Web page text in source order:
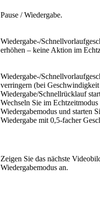
Pause / Wiedergabe.
Wiedergabe-/
erhöhen – keine Aktion im
Wiedergabe-/
verringern (bei
Wiedergabe/Schnellrücklauf
Wechseln Sie im Echtzeitmodus
Wiedergabemodus und starten
Wiedergabe mit 0,5-facher
Zeigen Sie das nächste
Wiedergabemodus an.